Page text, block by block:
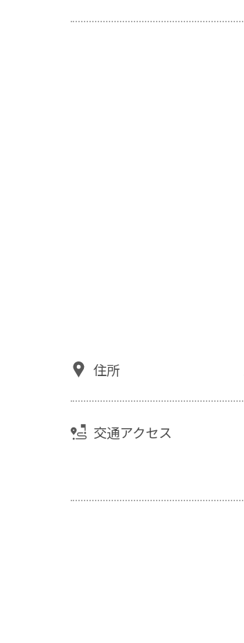
住所
交通アクセス